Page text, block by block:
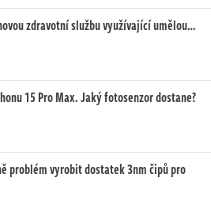
zdravotní službu využívající umělou…
15 Pro Max. Jaký fotosenzor dostane?
problém vyrobit dostatek 3nm čipů pro